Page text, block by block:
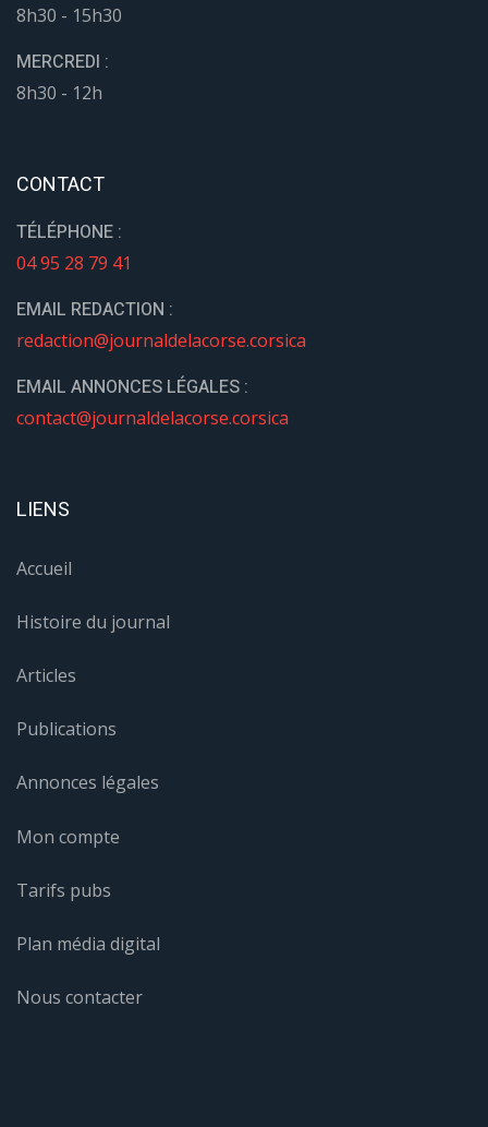
8h30 - 15h30
MERCREDI :
8h30 - 12h
CONTACT
TÉLÉPHONE :
04 95 28 79 41
EMAIL REDACTION :
redaction@journaldelacorse.corsica
EMAIL ANNONCES LÉGALES :
contact@journaldelacorse.corsica
LIENS
Accueil
Histoire du journal
Articles
Publications
Annonces légales
Mon compte
Tarifs pubs
Plan média digital
Nous contacter